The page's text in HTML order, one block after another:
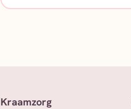
Kraamzorg